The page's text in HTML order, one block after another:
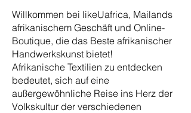
Willkommen bei likeUafrica, Mailands
afrikanischem Geschäft und Online-
Boutique, die das Beste afrikanischer
Handwerkskunst bietet!
Afrikanische Textilien zu entdecken
bedeutet, sich auf eine
außergewöhnliche Reise ins Herz der
Volkskultur der verschiedenen